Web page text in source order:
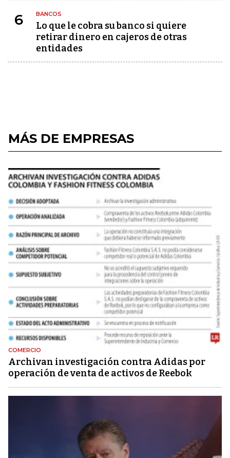
6 BANCOS
Lo que le cobra su banco si quiere
retirar dinero en cajeros de otras
entidades
MÁS DE EMPRESAS
COMERCIO
Archivan investigación contra Adidas por
operación de venta de activos de Reebok